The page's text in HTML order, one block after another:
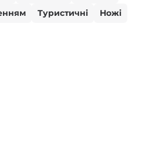
Туристичні
Ножі